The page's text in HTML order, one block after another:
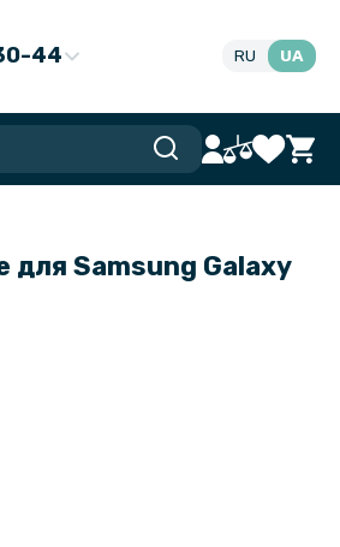
44 RU UA
для Samsung Galaxy